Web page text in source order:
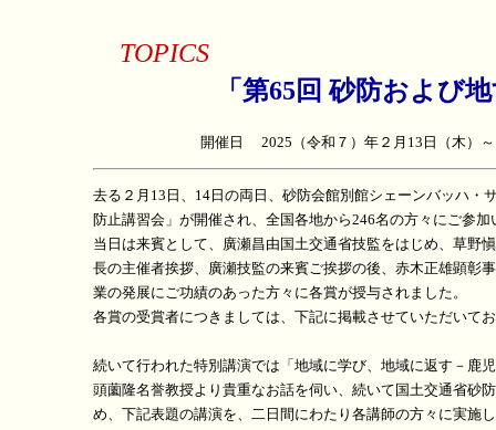
TOPICS
「第65回 砂防および
開催日 2025（令和７）年２月13日（木
去る２月13日、14日の両日、砂防会館別館シェーンバッハ・
防止講習会」が開催され、全国各地から246名の方々にご参加
当日は来賓として、廣瀬昌由国土交通省技監をはじめ、草野
長の主催者挨拶、廣瀬技監の来賓ご挨拶の後、赤木正雄顕彰
業の発展にご功績のあった方々に各賞が授与されました。
各賞の受賞者につきましては、下記に掲載させていただいて
続いて行われた特別講演では「地域に学び、地域に返す－鹿
頭薗隆名誉教授より貴重なお話を伺い、続いて国土交通省砂
め、下記表題の講演を、二日間にわたり各講師の方々に実施